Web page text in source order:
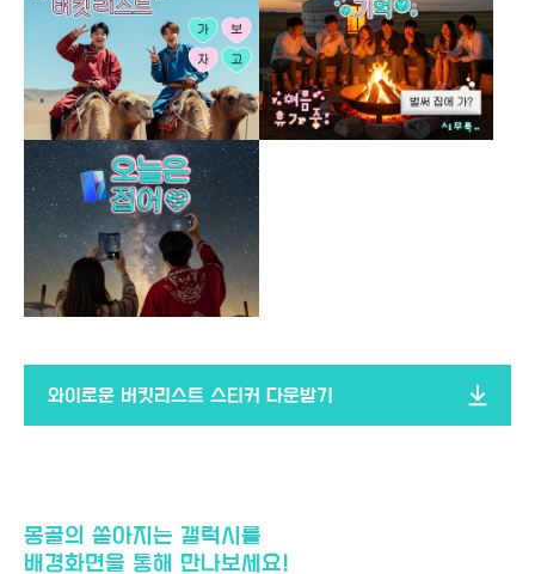
와이로운 버킷리스트 스티커 다운받기​​
몽골의 쏟아지는 갤럭시를
배경화면을 통해 만나보세요!